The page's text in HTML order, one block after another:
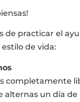
de practicar el
de vida:
completamente
un día